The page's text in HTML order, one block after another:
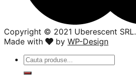
Copyright ©️ 2021 Uberescent SRL.
Made with
by WP-Design
Caută
după: